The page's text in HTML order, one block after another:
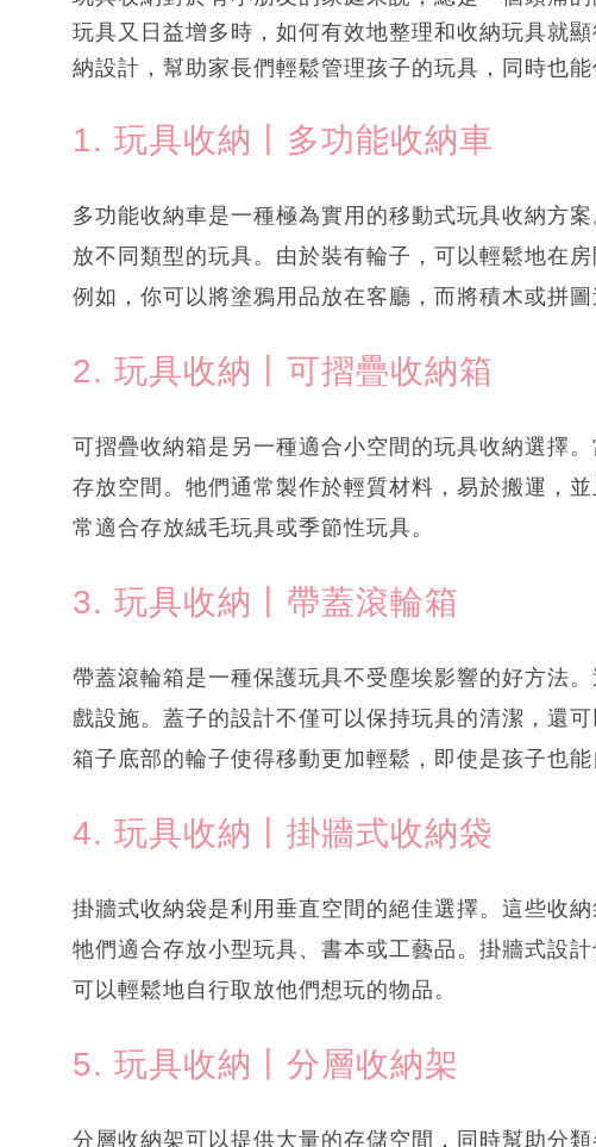
玩具又日益增多時，如何有效地整理和收納玩具就
納設計，幫助家長們輕鬆管理孩子的玩具，同時也能
1. 玩具收納丨多功能收納車
多功能收納車是一種極為實用的移動式玩具收納方
放不同類型的玩具。由於裝有輪子，可以輕鬆地在
例如，你可以將塗鴉用品放在客廳，而將積木或拼圖
2. 玩具收納丨可摺疊收納箱
可摺疊收納箱是另一種適合小空間的玩具收納選擇
存放空間。牠們通常製作於輕質材料，易於搬運，
常適合存放絨毛玩具或季節性玩具。
3. 玩具收納丨帶蓋滾輪箱
帶蓋滾輪箱是一種保護玩具不受塵埃影響的好方法
戲設施。蓋子的設計不僅可以保持玩具的清潔，還
箱子底部的輪子使得移動更加輕鬆，即使是孩子也能
4. 玩具收納丨掛牆式收納袋
掛牆式收納袋是利用垂直空間的絕佳選擇。這些收
牠們適合存放小型玩具、書本或工藝品。掛牆式設
可以輕鬆地自行取放他們想玩的物品。
5. 玩具收納丨分層收納架
分層收納架可以提供大量的存儲空間，同時幫助分